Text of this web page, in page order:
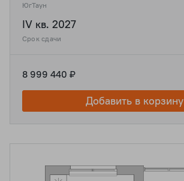
ЮгТаун
IV кв. 2027
Срок сдачи
8 999 440 ₽
Добавить в корзину